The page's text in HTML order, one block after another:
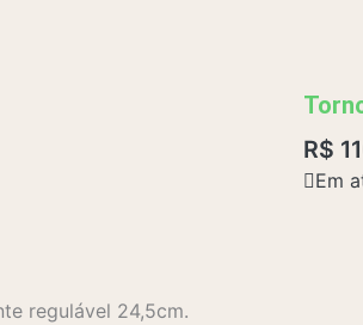
R$
Em
regulável 24,5cm.